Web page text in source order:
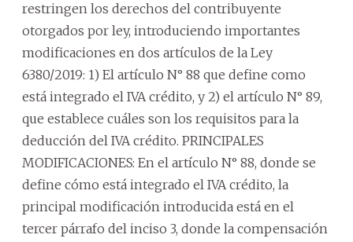
restringen los derechos del contribuyente
otorgados por ley, introduciendo importantes
modificaciones en dos artículos de la Ley
6380/2019: 1) El artículo N° 88 que define como
está integrado el IVA crédito, y 2) el artículo N° 89,
que establece cuáles son los requisitos para la
deducción del IVA crédito. PRINCIPALES
MODIFICACIONES: En el artículo N° 88, donde se
define cómo está integrado el IVA crédito, la
principal modificación introducida está en el
tercer párrafo del inciso 3, donde la compensación